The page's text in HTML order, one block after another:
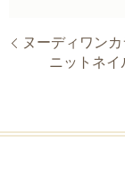
ヌーディワン
ニットネ